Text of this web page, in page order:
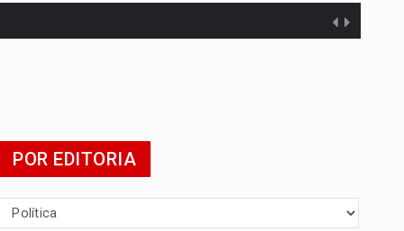
POR EDITORIA